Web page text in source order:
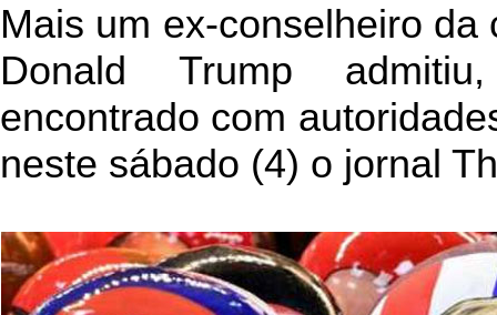
Mais um ex-conselheiro
Donald Trump
encontrado com
neste sábado (4) o jornal